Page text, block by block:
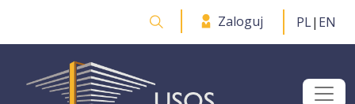
Przejdź do treści
Otwórz wyszukiwarkę
Zaloguj PL| EN